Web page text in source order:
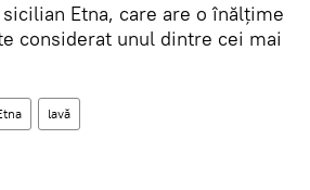
Etna, care are o înălțime
considerat unul dintre cei mai
lavă